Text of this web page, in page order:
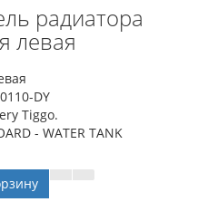
радиатора
левая
DY
Tiggo.
- WATER TANK